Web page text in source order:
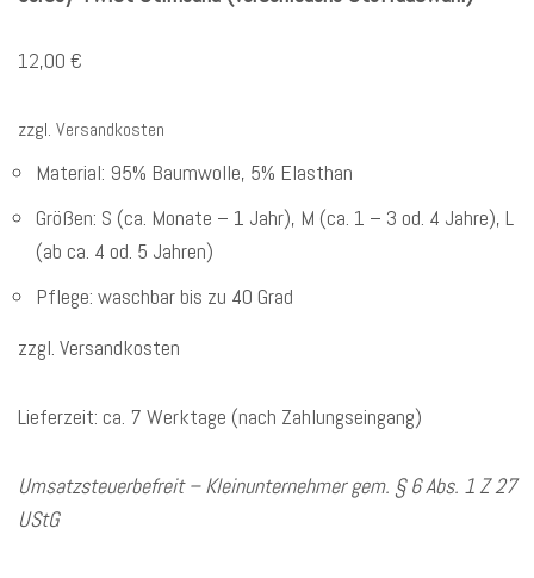
12,00 €
zzgl. Versandkosten
Material: 95% Baumwolle, 5% Elasthan
Größen: S (ca. Monate – 1 Jahr), M (ca. 1 – 3 od. 4 Jahre), L
(ab ca. 4 od. 5 Jahren)
Pflege: waschbar bis zu 40 Grad
zzgl. Versandkosten
Lieferzeit: ca. 7 Werktage (nach Zahlungseingang)
Umsatzsteuerbefreit – Kleinunternehmer gem. § 6 Abs. 1 Z 27
UStG